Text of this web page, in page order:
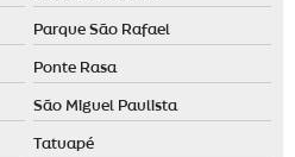
Parque São Rafael
Ponte Rasa
São Miguel Paulista
Tatuapé